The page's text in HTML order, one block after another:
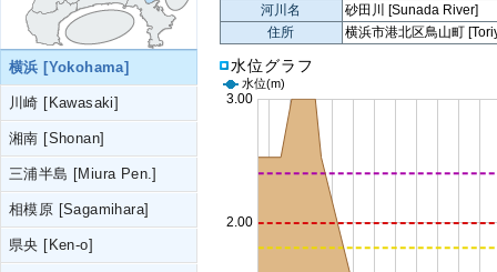
横浜 [Yokohama]
川崎 [Kawasaki]
湘南 [Shonan]
三浦半島 [Miura Pen.]
相模原 [Sagamihara]
県央 [Ken-o]
河川名
砂田川 [Sunada River]
住所
横浜市港北区鳥山町
水位グラフ
水位(m)